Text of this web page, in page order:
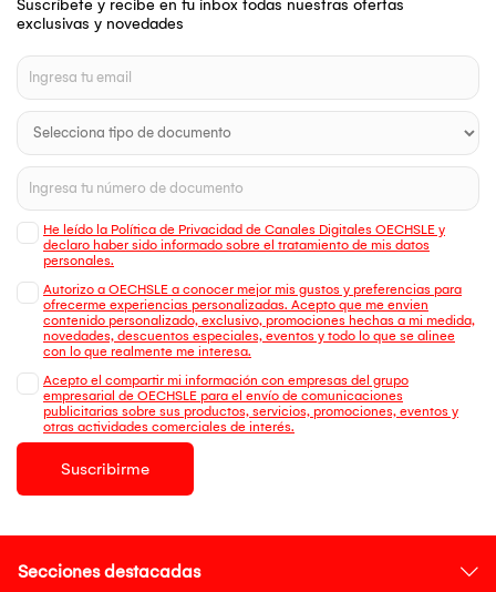
Suscríbete y recibe en tu inbox todas nuestras ofertas
exclusivas y novedades
He leído la Política de Privacidad de Canales Digitales OECHSLE y
declaro haber sido informado sobre el tratamiento de mis datos
personales.
Autorizo a OECHSLE a conocer mejor mis gustos y preferencias para
ofrecerme experiencias personalizadas. Acepto que me envien
contenido personalizado, exclusivo, promociones hechas a mi medida,
novedades, descuentos especiales, eventos y todo lo que se alinee
con lo que realmente me interesa.
Acepto el compartir mi información con empresas del grupo
empresarial de OECHSLE para el envío de comunicaciones
publicitarias sobre sus productos, servicios, promociones, eventos y
otras actividades comerciales de interés.
Suscribirme
Secciones destacadas